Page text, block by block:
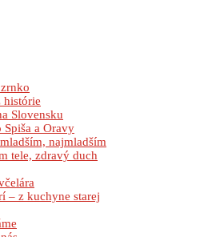
histórie
Slovensku
Spiša a Oravy
najmladším
tele, zdravý duch
– z kuchyne starej